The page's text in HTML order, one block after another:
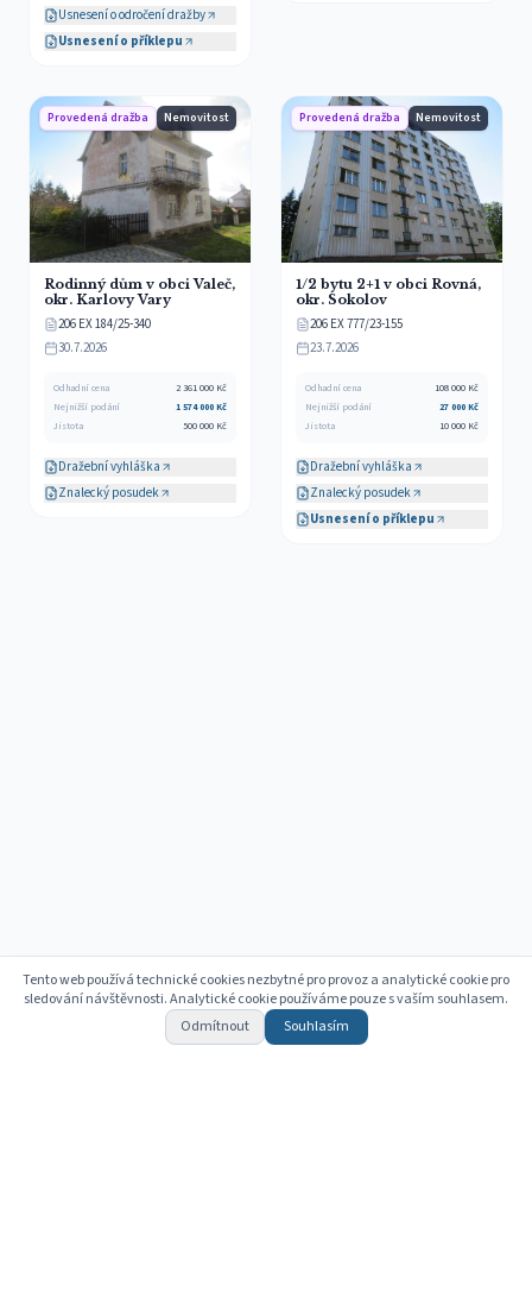
Usnesení o odročení dražby
Usnesení o příklepu
Provedená dražba Nemovitost
Rodinný dům v obci Valeč,
okr. Karlovy Vary
206 EX 184/25-340
30.7.2026
Odhadní cena 2 361 000 Kč
Nejnižší podání
1 574 000Kč
Jistota
500 000 Kč
Dražební vyhláška
Znalecký posudek
Provedená dražba Nemovitost
1/2 bytu 2+1 v obci Rovná,
okr. Sokolov
206 EX 777/23-155
23.7.2026
Odhadní cena 108 000 Kč
Nejnižší podání
27 000Kč
Jistota
10 000 Kč
Dražební vyhláška
Znalecký posudek
Usnesení o příklepu
Tento web používá technické cookies nezbytné pro provoz a analytické cookie pro
sledování návštěvnosti. Analytické cookie používáme pouze s vaším souhlasem.
Odmítnout
Souhlasím